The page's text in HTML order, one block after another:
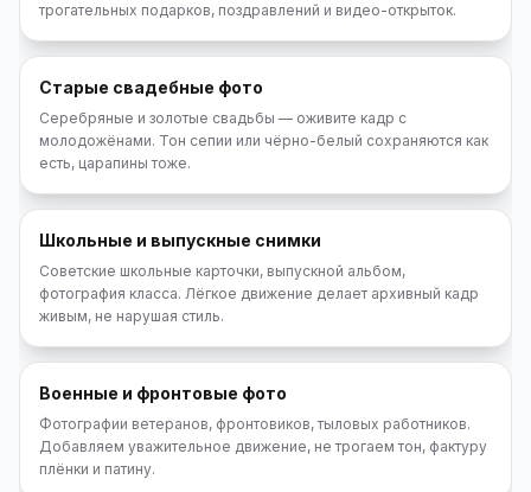
трогательных подарков, поздравлений и видео-открыток.
Старые свадебные фото
Серебряные и золотые свадьбы — оживите кадр с
молодожёнами. Тон сепии или чёрно-белый сохраняются как
есть, царапины тоже.
Школьные и выпускные снимки
Советские школьные карточки, выпускной альбом,
фотография класса. Лёгкое движение делает архивный кадр
живым, не нарушая стиль.
Военные и фронтовые фото
Фотографии ветеранов, фронтовиков, тыловых работников.
Добавляем уважительное движение, не трогаем тон, фактуру
плёнки и патину.